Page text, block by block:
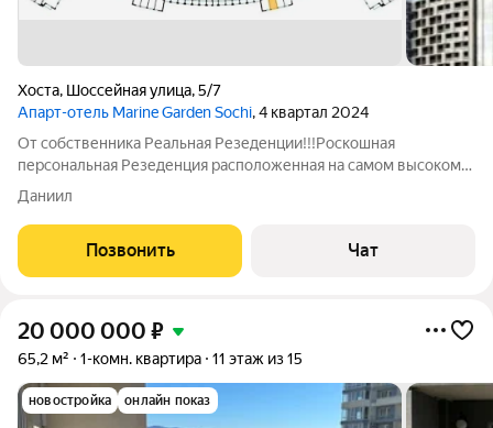
Хоста, Шоссейная улица,5/7
Апарт-отель Marine Garden Sochi, 4 квартал 2024
От собственника Реальная Резеденции!!!Роскошная
персональная Резеденция расположенная на самом высоком
11-м этаже Эксклюзивные условия апартаментов-резиденции.
Из окон открывается захватывающий панорамный вид на море
и побережье. Резнденция находится
Даниил
Позвонить Чат
20 000 000 ₽
65,2 м² 1-комн. квартира 11 этаж из 15
новостройка онлайн показ